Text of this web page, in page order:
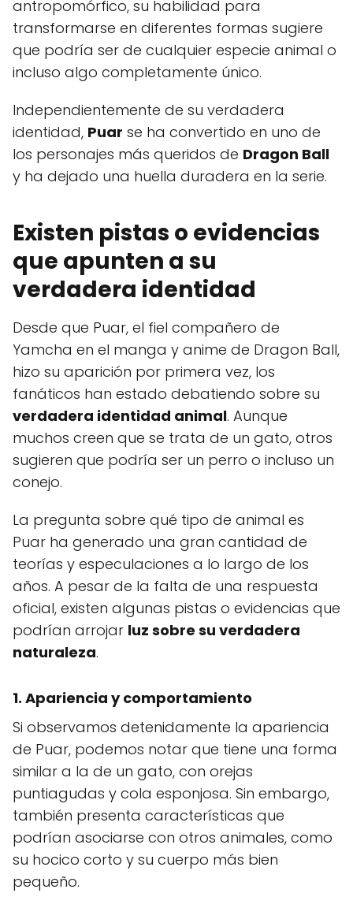
antropomórfico, su habilidad para
transformarse en diferentes formas sugiere
que podría ser de cualquier especie animal o
incluso algo completamente único.
Independientemente de su verdadera
identidad, Puar se ha convertido en uno de
los personajes más queridos de Dragon Ball
y ha dejado una huella duradera en la serie.
Existen pistas o evidencias
que apunten a su
verdadera identidad
Desde que Puar, el fiel compañero de
Yamcha en el manga y anime de Dragon Ball,
hizo su aparición por primera vez, los
fanáticos han estado debatiendo sobre su
verdadera identidad animal. Aunque
muchos creen que se trata de un gato, otros
sugieren que podría ser un perro o incluso un
conejo.
La pregunta sobre qué tipo de animal es
Puar ha generado una gran cantidad de
teorías y especulaciones a lo largo de los
años. A pesar de la falta de una respuesta
oficial, existen algunas pistas o evidencias que
podrían arrojar luz sobre su verdadera
naturaleza.
1. Apariencia y comportamiento
Si observamos detenidamente la apariencia
de Puar, podemos notar que tiene una forma
similar a la de un gato, con orejas
puntiagudas y cola esponjosa. Sin embargo,
también presenta características que
podrían asociarse con otros animales, como
su hocico corto y su cuerpo más bien
pequeño.